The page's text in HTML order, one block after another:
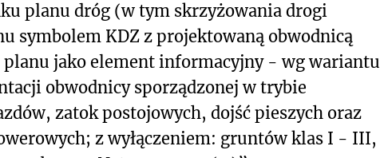
planu dróg (w tym skrzyżowania drogi
symbolem KDZ z projektowaną obwodnicą
jako element informacyjny - wg wariantu
obwodnicy sporządzonej w trybie
zatok postojowych, dojść pieszych oraz
z wyłączeniem: gruntów klas I - III,